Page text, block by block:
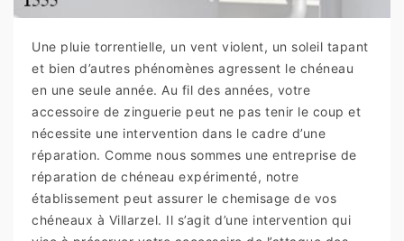
Une pluie torrentielle, un vent violent, un soleil tapant
et bien d’autres phénomènes agressent le chéneau
en une seule année. Au fil des années, votre
accessoire de zinguerie peut ne pas tenir le coup et
nécessite une intervention dans le cadre d’une
réparation. Comme nous sommes une entreprise de
réparation de chéneau expérimenté, notre
établissement peut assurer le chemisage de vos
chéneaux à Villarzel. Il s’agit d’une intervention qui